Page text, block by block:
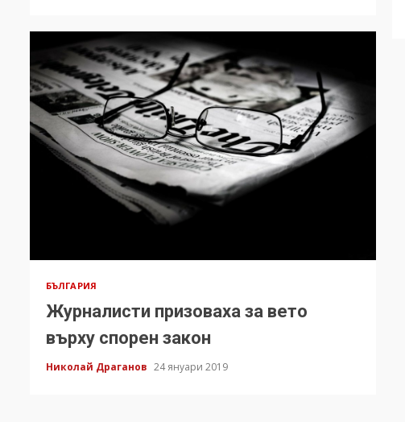
БЪЛГАРИЯ
Журналисти призоваха за вето
върху спорен закон
Николай Драганов 24 януари 2019